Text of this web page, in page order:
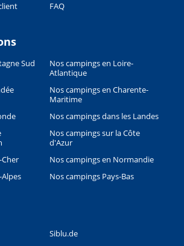
FAQ
Sud
Nos campings en Loire-
Atlantique
Nos campings en Charente-
Maritime
Nos campings dans les Landes
Nos campings sur la Côte
d'Azur
Nos campings en Normandie
Nos campings Pays-Bas
Siblu.de